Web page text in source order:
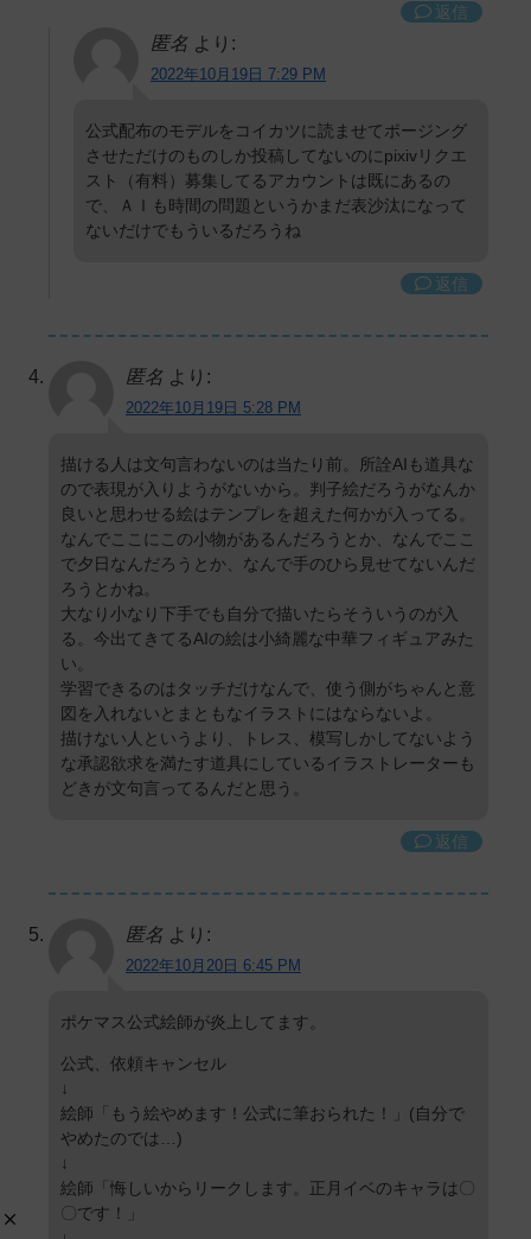
返信
匿名 より:
2022年10月19日 7:29 PM
公式配布のモデルをコイカツに読ませてポージング
させただけのものしか投稿してないのにpixivリクエ
スト（有料）募集してるアカウントは既にあるの
で、ＡＩも時間の問題というかまだ表沙汰になって
ないだけでもういるだろうね
返信
匿名 より:
2022年10月19日 5:28 PM
描ける人は文句言わないのは当たり前。所詮AIも道具な
ので表現が入りようがないから。判子絵だろうがなんか
良いと思わせる絵はテンプレを超えた何かが入ってる。
なんでここにこの小物があるんだろうとか、なんでここ
で夕日なんだろうとか、なんで手のひら見せてないんだ
ろうとかね。
大なり小なり下手でも自分で描いたらそういうのが入
る。今出てきてるAIの絵は小綺麗な中華フィギュアみた
い。
学習できるのはタッチだけなんで、使う側がちゃんと意
図を入れないとまともなイラストにはならないよ。
描けない人というより、トレス、模写しかしてないよう
な承認欲求を満たす道具にしているイラストレーターも
どきが文句言ってるんだと思う。
返信
匿名 より:
2022年10月20日 6:45 PM
ポケマス公式絵師が炎上してます。
公式、依頼キャンセル
↓
絵師「もう絵やめます！公式に筆おられた！」(自分で
やめたのでは…)
↓
絵師「悔しいからリークします。正月イベのキャラは〇
〇です！」